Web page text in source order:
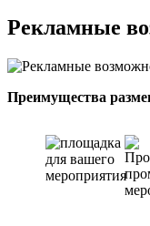
Рекламные
Преимущества